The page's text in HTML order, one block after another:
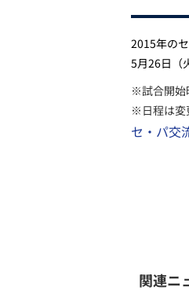
2015年の
5月26日（
※試合開始
※日程は変
セ・パ交
関連ニ